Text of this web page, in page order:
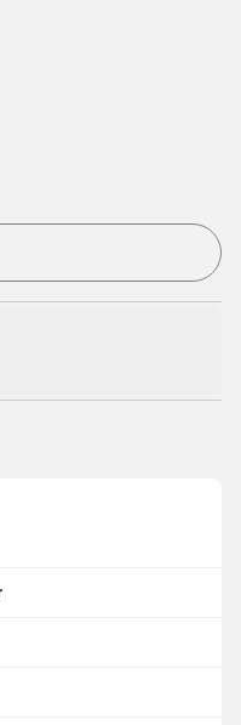
tilmelde dig som medlem